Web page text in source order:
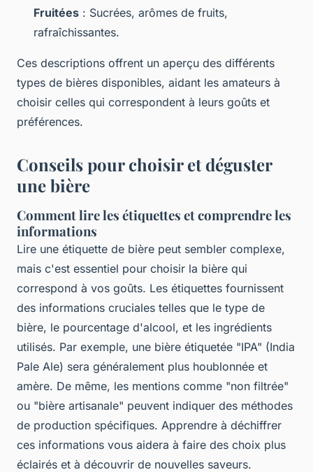
Fruitées : Sucrées, arômes de fruits,
rafraîchissantes.
Ces descriptions offrent un aperçu des différents
types de bières disponibles, aidant les amateurs à
choisir celles qui correspondent à leurs goûts et
préférences.
Conseils pour choisir et déguster
une bière
Comment lire les étiquettes et comprendre les
informations
Lire une étiquette de bière peut sembler complexe,
mais c'est essentiel pour choisir la bière qui
correspond à vos goûts. Les étiquettes fournissent
des informations cruciales telles que le type de
bière, le pourcentage d'alcool, et les ingrédients
utilisés. Par exemple, une bière étiquetée "IPA" (India
Pale Ale) sera généralement plus houblonnée et
amère. De même, les mentions comme "non filtrée"
ou "bière artisanale" peuvent indiquer des méthodes
de production spécifiques. Apprendre à déchiffrer
ces informations vous aidera à faire des choix plus
éclairés et à découvrir de nouvelles saveurs.